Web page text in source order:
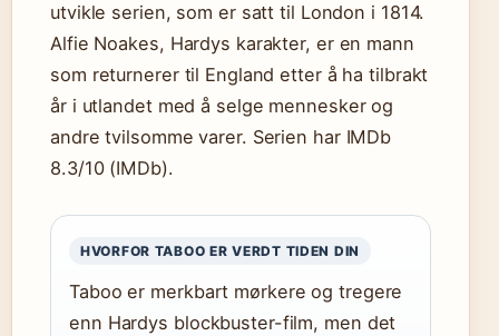
utvikle serien, som er satt til London i 1814.
Alfie Noakes, Hardys karakter, er en mann
som returnerer til England etter å ha tilbrakt
år i utlandet med å selge mennesker og
andre tvilsomme varer. Serien har IMDb
8.3/10 (IMDb).
HVORFOR TABOO ER VERDT TIDEN DIN
Taboo er merkbart mørkere og tregere
enn Hardys blockbuster-film, men det